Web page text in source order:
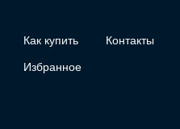
Как купить Контакты
Избранное